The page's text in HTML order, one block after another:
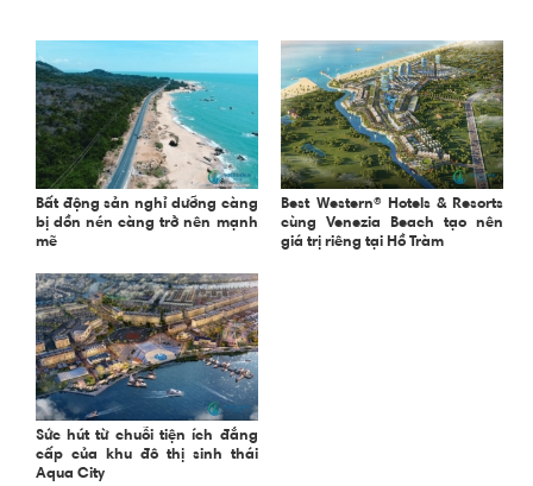
Bất động sản nghỉ dưỡng càng
bị dồn nén càng trở nên mạnh
mẽ
Best Western® Hotels & Resorts
cùng Venezia Beach tạo nên
giá trị riêng tại Hồ Tràm
Sức hút từ chuỗi tiện ích đẳng
cấp của khu đô thị sinh thái
Aqua City